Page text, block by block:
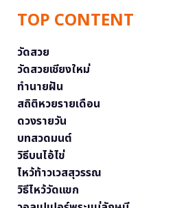
TOP CONTENT
วัดสวย
วัดสวยเชียงใหม่
ทำนายฝัน
สถิติหวยรายเดือน
ดวงรายวัน
บทสวดมนต์
วิธีบนไอ้ไข่
ไหว้ท้าวเวสสุวรรณ
วิธีไหว้วัดแขก